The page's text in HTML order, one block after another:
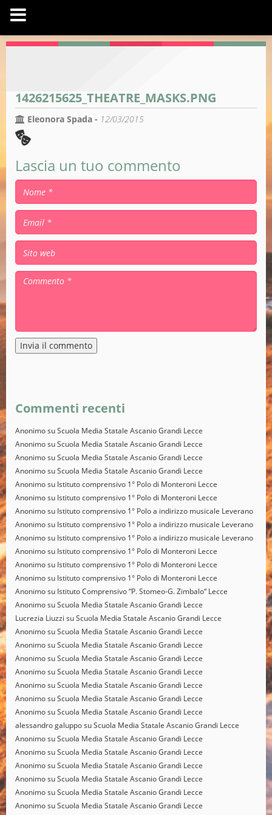
1426215625_THEATRE_MASKS.PNG
Eleonora Spada - 12/03/2015
Lascia un tuo commento
Commenti recenti
AnonimosuScuola Media Statale Ascanio Grandi Lecce
AnonimosuScuola Media Statale Ascanio Grandi Lecce
AnonimosuScuola Media Statale Ascanio Grandi Lecce
AnonimosuScuola Media Statale Ascanio Grandi Lecce
Anonimosu Istituto comprensivo 1° Polo di Monteroni Lecce
Anonimosu Istituto comprensivo 1° Polo di Monteroni Lecce
Anonimosu Istituto comprensivo 1° Polo a indirizzo musicale Leverano
Anonimosu Istituto comprensivo 1° Polo a indirizzo musicale Leverano
Anonimosu Istituto comprensivo 1° Polo a indirizzo musicale Leverano
Anonimosu Istituto comprensivo 1° Polo di Monteroni Lecce
Anonimosu Istituto comprensivo 1° Polo di Monteroni Lecce
Anonimosu Istituto comprensivo 1° Polo di Monteroni Lecce
Anonimosu Istituto Comprensivo “P. Stomeo-G. Zimbalo“ Lecce
AnonimosuScuola Media Statale Ascanio Grandi Lecce
Lucrezia Liuzzi suScuola Media Statale Ascanio Grandi Lecce
AnonimosuScuola Media Statale Ascanio Grandi Lecce
AnonimosuScuola Media Statale Ascanio Grandi Lecce
AnonimosuScuola Media Statale Ascanio Grandi Lecce
AnonimosuScuola Media Statale Ascanio Grandi Lecce
AnonimosuScuola Media Statale Ascanio Grandi Lecce
AnonimosuScuola Media Statale Ascanio Grandi Lecce
AnonimosuScuola Media Statale Ascanio Grandi Lecce
alessandro galupposuScuola Media Statale Ascanio Grandi Lecce
AnonimosuScuola Media Statale Ascanio Grandi Lecce
AnonimosuScuola Media Statale Ascanio Grandi Lecce
AnonimosuScuola Media Statale Ascanio Grandi Lecce
AnonimosuScuola Media Statale Ascanio Grandi Lecce
AnonimosuScuola Media Statale Ascanio Grandi Lecce
AnonimosuScuola Media Statale Ascanio Grandi Lecce